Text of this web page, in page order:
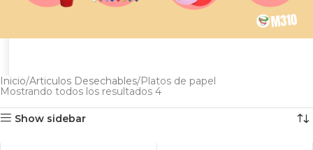
Inicio Articulos Desechables Platos de papel
Mostrando todos los resultados 4
Show sidebar